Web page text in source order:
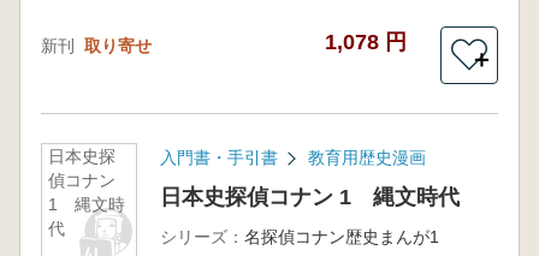
新刊 取り寄せ 1,078 円
＋
日本史探
偵コナン
1 縄文時
代
入門書・手引書 教育用歴史漫画
日本史探偵コナン 1 縄文時代
シリーズ： 名探偵コナン歴史まんが1